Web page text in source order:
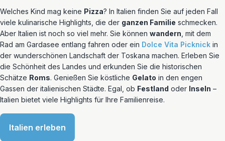
Welches Kind mag keine Pizza? In Italien finden Sie auf jeden Fall
viele kulinarische Highlights, die der ganzen Familie schmecken.
Aber Italien ist noch so viel mehr. Sie können wandern , mit dem
Rad am Gardasee entlang fahren oder ein Dolce Vita Picknick in
der wunderschönen Landschaft der Toskana machen. Erleben Sie
die Schönheit des Landes und erkunden Sie die historischen
Schätze Roms. Genießen Sie köstliche Gelato in den engen
Gassen der italienischen Städte. Egal, ob Festland oder Inseln –
Italien bietet viele Highlights für Ihre Familienreise.
Italien erleben